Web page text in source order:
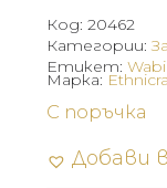
Код: 20462
Категории:
Етикет:
С поръчка
Добави
Марка: